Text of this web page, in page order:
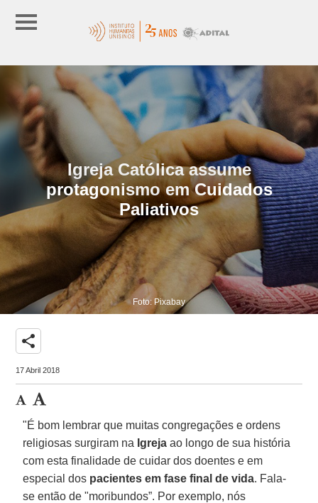
Igreja Católica assume
protagonismo em Cuidados
Paliativos
Foto: Pixabay
share
17 Abril 2018
"É bom lembrar que muitas congregações e ordens
religiosas surgiram na Igreja ao longo de sua história
com esta finalidade de cuidar dos doentes e em
especial dos pacientes em fase final de vida. Fala-
se então de "moribundos”. Por exemplo, nós